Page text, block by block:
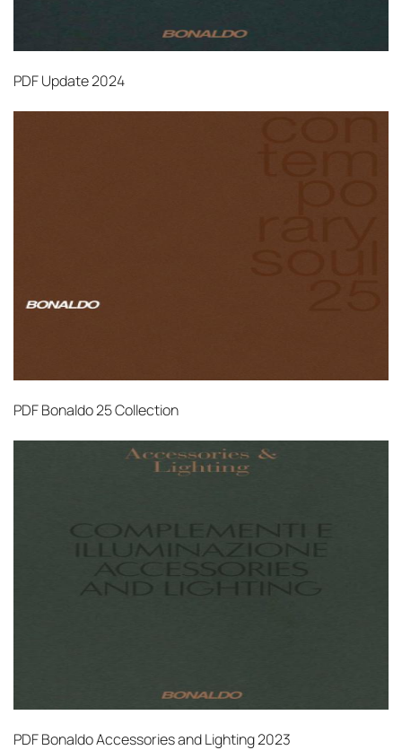
PDFUpdate 2024
PDFBonaldo 25 Collection
PDFBonaldo Accessories and Lighting 2023